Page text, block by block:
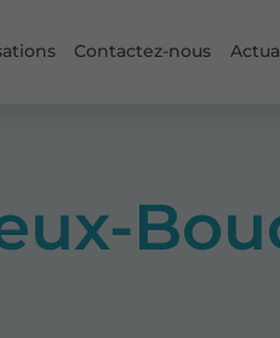
Contactez-nous